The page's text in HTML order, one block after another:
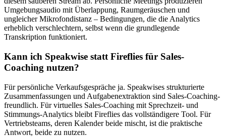
Umgebungsaudio mit Überlappung, Raumgeräuschen und
ungleicher Mikrofondistanz – Bedingungen, die die Analytics
erheblich verschlechtern, selbst wenn die grundlegende
Transkription funktioniert.
Kann ich Speakwise statt Fireflies für Sales-
Coaching nutzen?
Für persönliche Verkaufsgespräche ja. Speakwises strukturierte
Zusammenfassungen und Aufgabenextraktion sind Sales-Coaching-
freundlich. Für virtuelles Sales-Coaching mit Sprechzeit- und
Stimmungs-Analytics bleibt Fireflies das vollständigere Tool. Für
Vertriebsteams, deren Kalender beide mischt, ist die praktische
Antwort, beide zu nutzen.